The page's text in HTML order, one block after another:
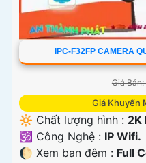
IPC-F32FP CAMERA
Giá
Giá Khuyến
🔆 Chất lượng hình : 2K
🕉️ Công Nghệ : IP Wifi.
🌔 Xem ban đêm : Full